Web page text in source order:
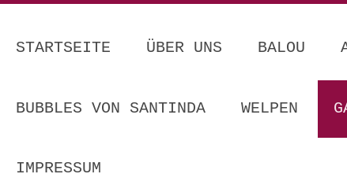
STARTSEITE ÜBER UNS BALOU
BUBBLES VON SANTINDA WELPEN
IMPRESSUM